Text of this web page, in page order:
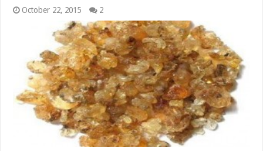
October 22, 2015 2